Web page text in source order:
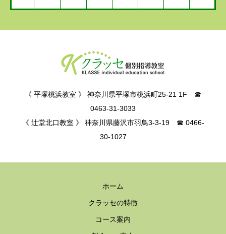
《 平塚桃浜教室 》 神奈川県平塚市桃浜町25-21 1F ☎
0463-31-3033
《 辻堂北口教室 》 神奈川県藤沢市羽鳥3-3-19 ☎ 0466-
30-1027
ホーム
クラッセの特徴
コース案内